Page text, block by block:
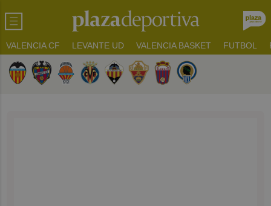
VALENCIA CF LEVANTE UD VALENCIA BASKET FUTBOL